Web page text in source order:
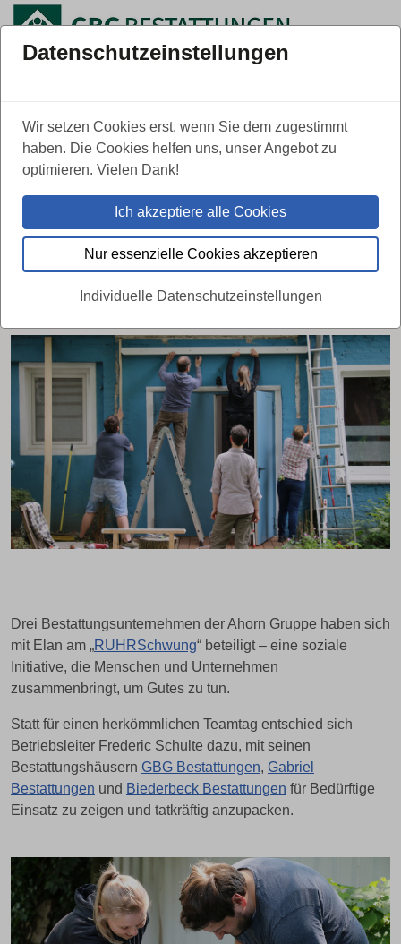
Gemeinsam Gutes tun – mit
Schwung an der Ruhr
20.06.2023
Drei Bestattungsunternehmen der Ahorn Gruppe haben sich
mit Elan am „RUHRSchwung“ beteiligt – eine soziale
Initiative, die Menschen und Unternehmen
zusammenbringt, um Gutes zu tun.
Statt für einen herkömmlichen Teamtag entschied sich
Betriebsleiter Frederic Schulte dazu, mit seinen
Bestattungshäusern GBG Bestattungen, Gabriel
Bestattungen und Biederbeck Bestattungen für Bedürftige
Einsatz zu zeigen und tatkräftig anzupacken.
Datenschutzeinstellungen
Wir setzen Cookies erst, wenn Sie dem zugestimmt
haben. Die Cookies helfen uns, unser Angebot zu
optimieren. Vielen Dank!
Ich akzeptiere alle Cookies
Nur essenzielle Cookies akzeptieren
Individuelle Datenschutzeinstellungen